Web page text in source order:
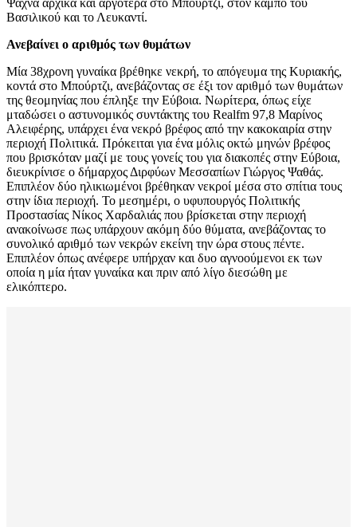
Ψαχνά αρχικά και αργότερα στο Μπούρτζι, στον κάμπο του
Βασιλικού και το Λευκαντί.
Ανεβαίνει ο αριθμός των θυμάτων
Μία 38χρονη γυναίκα βρέθηκε νεκρή, το απόγευμα της Κυριακής,
κοντά στο Μπούρτζι, ανεβάζοντας σε έξι τον αριθμό των θυμάτων
της θεομηνίας που έπληξε την Εύβοια. Νωρίτερα, όπως είχε
μταδώσει ο αστυνομικός συντάκτης του Realfm 97,8 Μαρίνος
Αλειφέρης, υπάρχει ένα νεκρό βρέφος από την κακοκαιρία στην
περιοχή Πολιτικά. Πρόκειται για ένα μόλις οκτώ μηνών βρέφος
που βρισκόταν μαζί με τους γονείς του για διακοπές στην Εύβοια,
διευκρίνισε ο δήμαρχος Διρφύων Μεσσαπίων Γιώργος Ψαθάς.
Επιπλέον δύο ηλικιωμένοι βρέθηκαν νεκροί μέσα στο σπίτια τους
στην ίδια περιοχή. Το μεσημέρι, ο υφυπουργός Πολιτικής
Προστασίας Νίκος Χαρδαλιάς που βρίσκεται στην περιοχή
ανακοίνωσε πως υπάρχουν ακόμη δύο θύματα, ανεβάζοντας το
συνολικό αριθμό των νεκρών εκείνη την ώρα στους πέντε.
Επιπλέον όπως ανέφερε υπήρχαν και δυο αγνοούμενοι εκ των
οποία η μία ήταν γυναίκα και πριν από λίγο διεσώθη με
ελικόπτερο.